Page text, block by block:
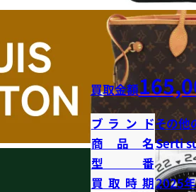
買取金額
ブランドその他
商品名Serti
型番
買取時期2025